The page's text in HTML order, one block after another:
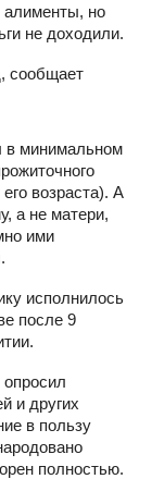
но
не доходили.
сообщает
в минимальном
возраста). А
а не матери,
ими
исполнилось
после 9
и других
в пользу
полностью.